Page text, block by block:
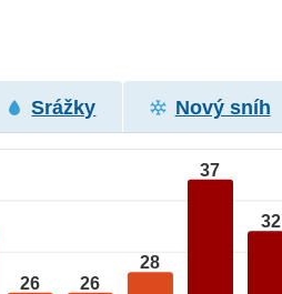
Srážky Nový sníh
26 26
28
37
32